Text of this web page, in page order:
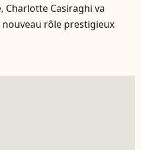
Charlotte Casiraghi va
rôle prestigieux